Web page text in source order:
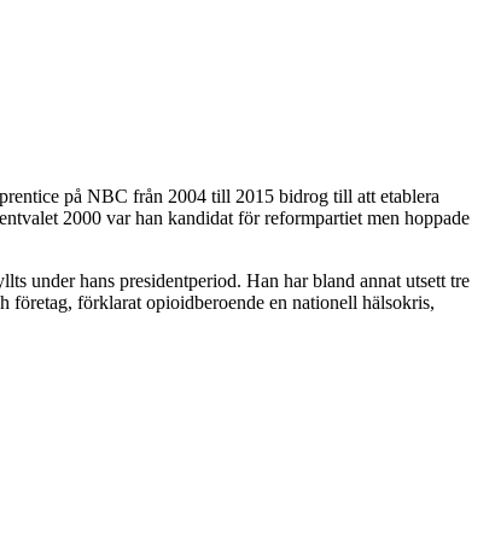
på NBC från 2004 till 2015 bidrog till att etablera
2000 var han kandidat för reformpartiet men hoppade
under hans presidentperiod. Han har bland annat utsett tre
företag, förklarat opioidberoende en nationell hälsokris,